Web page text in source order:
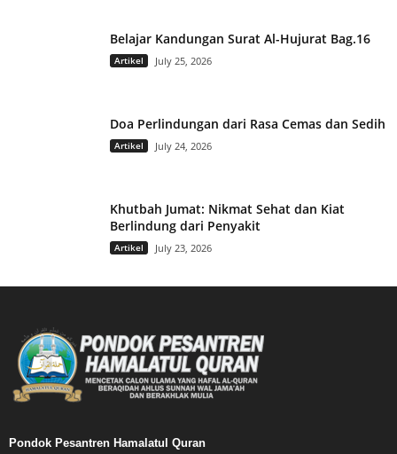
Belajar Kandungan Surat Al-Hujurat Bag.16
Artikel July 25, 2026
Doa Perlindungan dari Rasa Cemas dan Sedih
Artikel July 24, 2026
Khutbah Jumat: Nikmat Sehat dan Kiat
Berlindung dari Penyakit
Artikel July 23, 2026
Pondok Pesantren Hamalatul Quran